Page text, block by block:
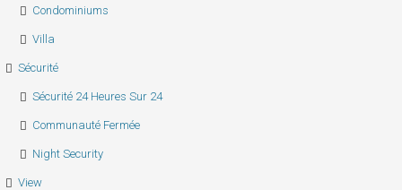
Condominiums
Villa
Sécurité
Sécurité 24 Heures Sur 24
Communauté Fermée
Night Security
View